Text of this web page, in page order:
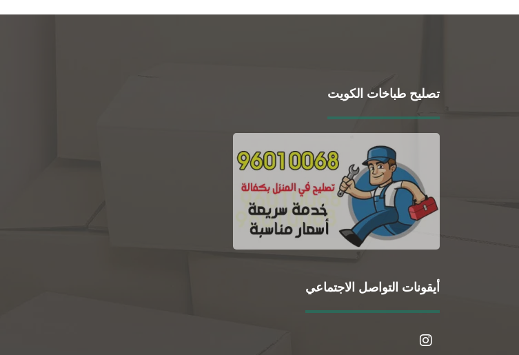
تصليح طباخات الكويت
أيقونات التواصل الاجتماعي